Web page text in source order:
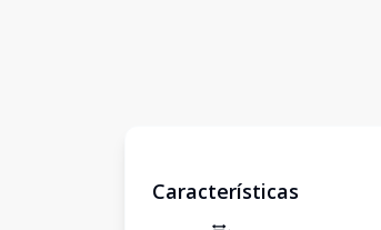
Características